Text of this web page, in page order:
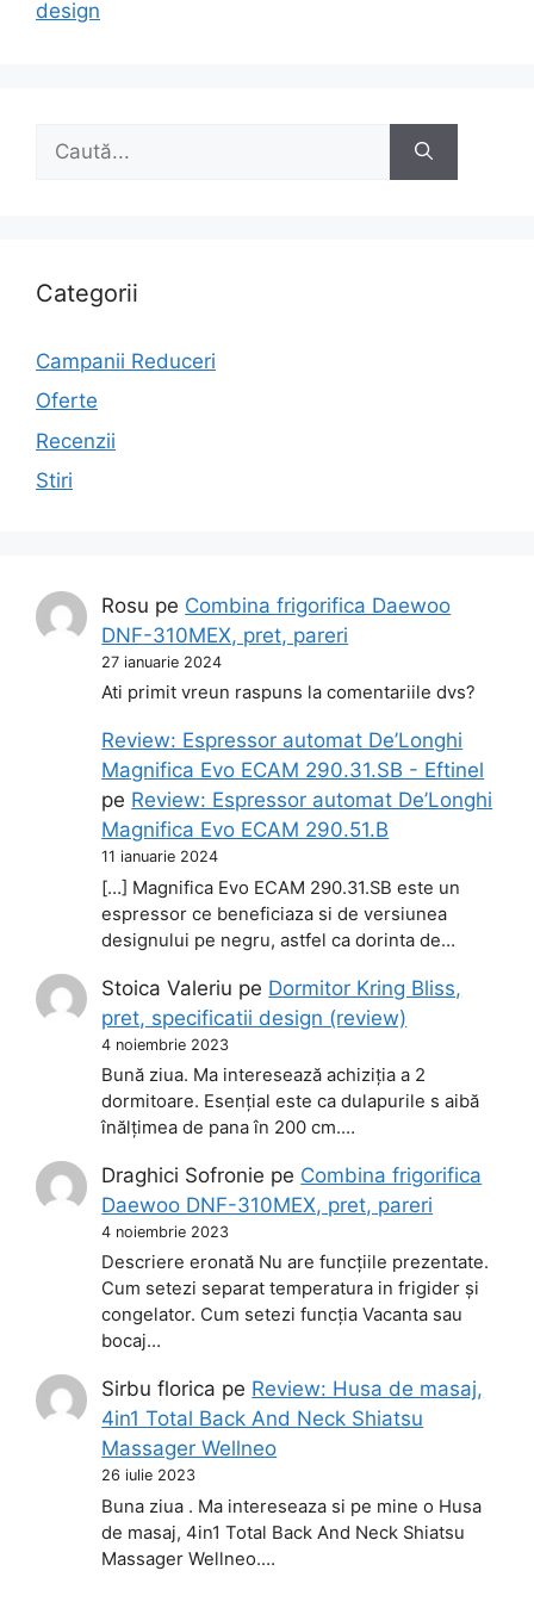
design
după:
Categorii
Campanii Reduceri
Oferte
Recenzii
Stiri
Rosu pe Combina frigorifica Daewoo
DNF-310MEX, pret, pareri
27 ianuarie 2024
Ati primit vreun raspuns la comentariile dvs?
Review: Espressor automat De’Longhi
Magnifica Evo ECAM 290.31.SB - Eftinel
pe Review: Espressor automat De’Longhi
Magnifica Evo ECAM 290.51.B
11 ianuarie 2024
[…] Magnifica Evo ECAM 290.31.SB este un
espressor ce beneficiaza si de versiunea
designului pe negru, astfel ca dorinta de…
Stoica Valeriu pe Dormitor Kring Bliss,
pret, specificatii design (review)
4 noiembrie 2023
Bună ziua. Ma interesează achiziția a 2
dormitoare. Esențial este ca dulapurile s aibă
înălțimea de pana în 200 cm.…
Draghici Sofronie pe Combina frigorifica
Daewoo DNF-310MEX, pret, pareri
4 noiembrie 2023
Descriere eronată Nu are funcțiile prezentate.
Cum setezi separat temperatura in frigider și
congelator. Cum setezi funcția Vacanta sau
bocaj…
Sirbu florica pe Review: Husa de masaj,
4in1 Total Back And Neck Shiatsu
Massager Wellneo
26 iulie 2023
Buna ziua . Ma intereseaza si pe mine o Husa
de masaj, 4in1 Total Back And Neck Shiatsu
Massager Wellneo.…